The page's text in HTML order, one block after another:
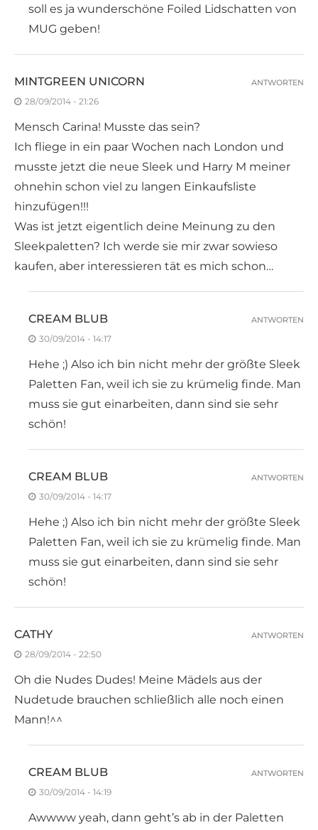
soll es ja wunderschöne Foiled Lidschatten von
MUG geben!
MINTGREEN UNICORN
28/09/2014 - 21:26
Mensch Carina! Musste das sein?
Ich fliege in ein paar Wochen nach London und
musste jetzt die neue Sleek und Harry M meiner
ohnehin schon viel zu langen Einkaufsliste
hinzufügen!!!
Was ist jetzt eigentlich deine Meinung zu den
Sleekpaletten? Ich werde sie mir zwar sowieso
kaufen, aber interessieren tät es mich schon…
ANTWORTEN
CREAM BLUB
30/09/2014 - 14:17
Hehe ;) Also ich bin nicht mehr der größte Sleek
Paletten Fan, weil ich sie zu krümelig finde. Man
muss sie gut einarbeiten, dann sind sie sehr
schön!
ANTWORTEN
CREAM BLUB
30/09/2014 - 14:17
Hehe ;) Also ich bin nicht mehr der größte Sleek
Paletten Fan, weil ich sie zu krümelig finde. Man
muss sie gut einarbeiten, dann sind sie sehr
schön!
ANTWORTEN
CATHY
28/09/2014 - 22:50
Oh die Nudes Dudes! Meine Mädels aus der
Nudetude brauchen schließlich alle noch einen
Mann!^^
ANTWORTEN
CREAM BLUB
30/09/2014 - 14:19
Awwww yeah, dann geht’s ab in der Paletten
ANTWORTEN